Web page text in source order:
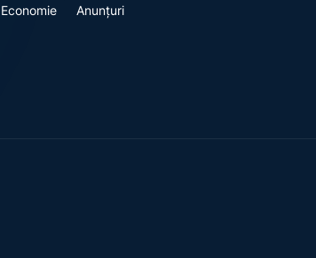
Economie
Anunțuri